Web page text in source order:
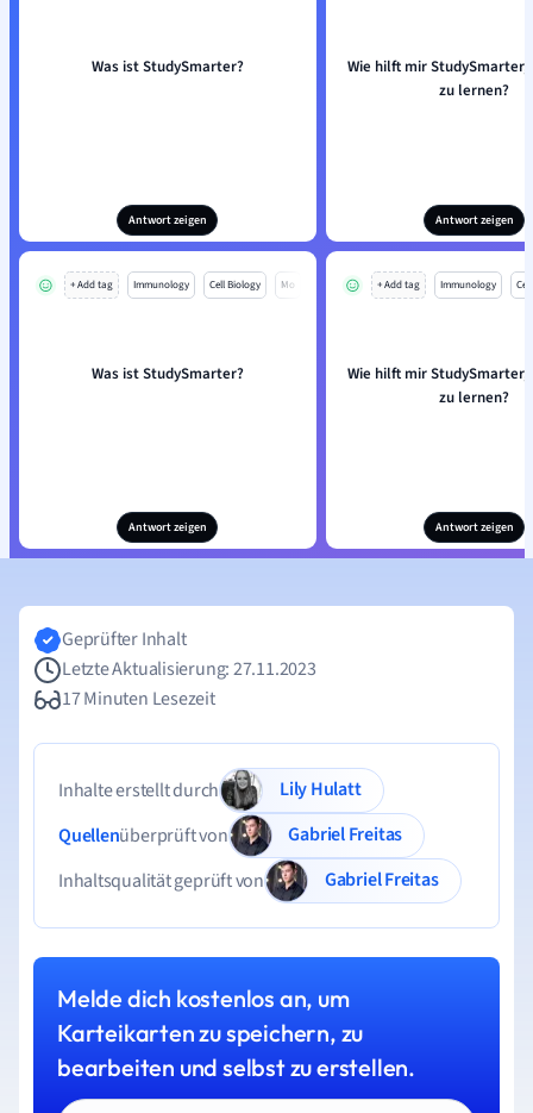
Was ist StudySmarter?
Antwort zeigen
Wie hilft mir
zu lernen?
Antwort zeigen
+ Add tag Immunology Cell Biology Mo
Was ist StudySmarter?
Antwort zeigen
+ Add tag Immunology
Wie hilft mir
zu lernen?
Antwort zeigen
Geprüfter Inhalt
Letzte Aktualisierung: 27.11.2023
17 Minuten Lesezeit
Inhalte erstellt durch
Lily Hulatt
Quellenüberprüft von
Gabriel Freitas
Inhaltsqualität geprüft von
Gabriel Freitas
Melde dich kostenlos an, um
Karteikarten zu speichern, zu
bearbeiten und selbst zu erstellen.